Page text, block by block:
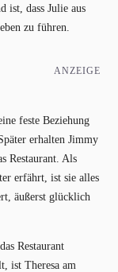
ist, dass Julie aus
zu führen.
ANZEIGE
feste Beziehung
erhalten Jimmy
Restaurant. Als
erfährt, ist sie alles
äußerst glücklich
Restaurant
ist Theresa am